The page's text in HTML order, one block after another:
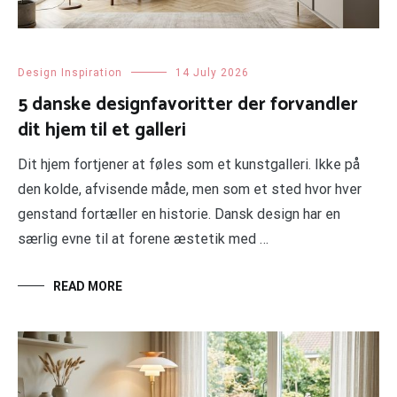
Design Inspiration 14 July 2026
5 danske designfavoritter der forvandler
dit hjem til et galleri
Dit hjem fortjener at føles som et kunstgalleri. Ikke på
den kolde, afvisende måde, men som et sted hvor hver
genstand fortæller en historie. Dansk design har en
særlig evne til at forene æstetik med …
READ MORE